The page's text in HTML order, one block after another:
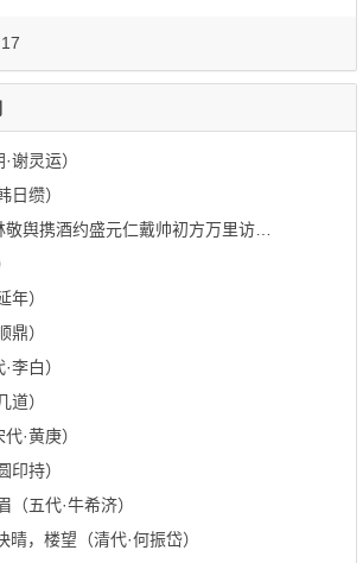
谢灵运）
日缵）
初方万里访赵仲实宣慰于西湖第五桥之曲港南山书院五首 其四（宋代·方回）
年）
鼎）
李白）
道）
·黄庚）
印持）
（五代·牛希济）
，楼望（清代·何振岱）